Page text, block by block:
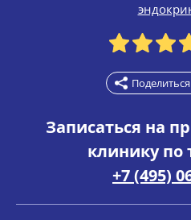
Записаться на
клинику по
+7 (495)